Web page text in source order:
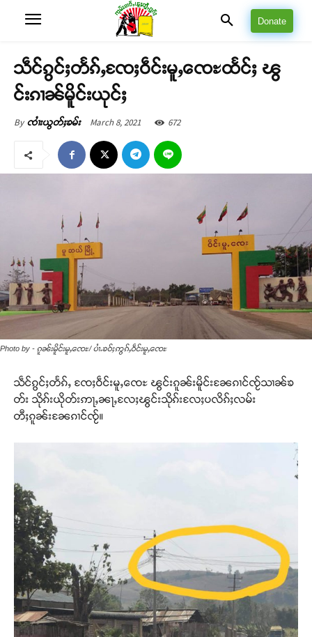
Donate
သဵင်ၵွင်ႈတႅၵ်ႇၸႄႈဝဵင်းမူႇၸေႊထႅင်ႈ ၽွ
င်းၵၢၼ်မိူင်းယုင်ႈ
By ၸၢႆးယွတ်ႈၶမ်း March 8, 2021 672
Photo by - ၵူၼ်းမိူင်းမူႇၸေႊ/ ပၢႆႉၶဝ်ႈဢွၵ်ႇဝဵင်းမူႇၸေႊ
သဵင်ၵွင်ႈတႅၵ်ႇ ၸႄႈဝဵင်းမူႇၸေႊ ၽွင်းၵူၼ်းမိူင်းၼႄၵၢင်ၸႂ်သၢၼ်ၶ
တ်း သိုၵ်းယိုတ်းဢႃႇၼႃႇလႄႈၽွင်းသိုၵ်းလႄႈပလိၵ်ႈလမ်း
တီႈၵူၼ်းၼႄၵၢင်ၸႂ်။